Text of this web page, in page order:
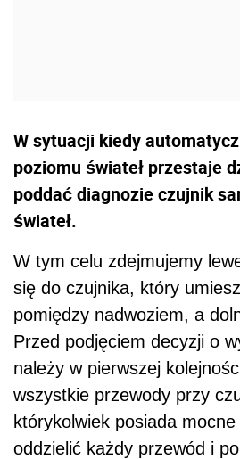
W sytuacji kiedy
poziomu świateł przestaje
poddać diagnozie czujnik
świateł.
W tym celu zdejmujemy
się do czujnika, który
pomiędzy nadwoziem, a
Przed podjęciem decyzji o
należy w pierwszej
wszystkie przewody przy
którykolwiek posiada
oddzielić każdy przewód i